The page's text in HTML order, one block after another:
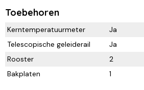
Toebehoren
Kerntemperatuurmeter
Ja
Telescopische geleiderail
Ja
Rooster
2
Bakplaten
1